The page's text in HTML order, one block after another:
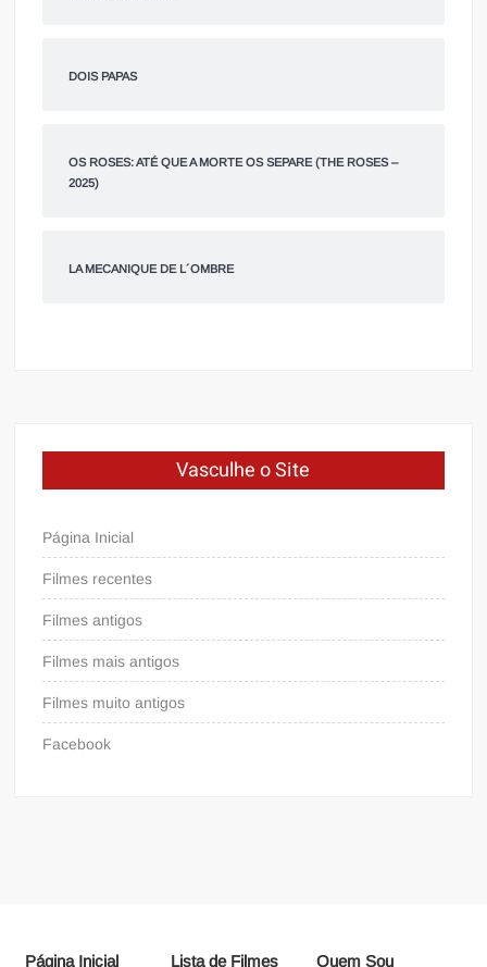
DOIS PAPAS
OS ROSES: ATÉ QUE A MORTE OS SEPARE (THE ROSES –
2025)
LA MECANIQUE DE L´OMBRE
Vasculhe o Site
Página Inicial
Filmes recentes
Filmes antigos
Filmes mais antigos
Filmes muito antigos
Facebook
Página Inicial Lista de Filmes Quem Sou